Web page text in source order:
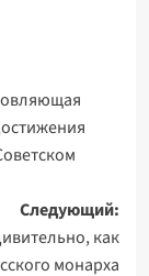
Следующий:
как
монарха